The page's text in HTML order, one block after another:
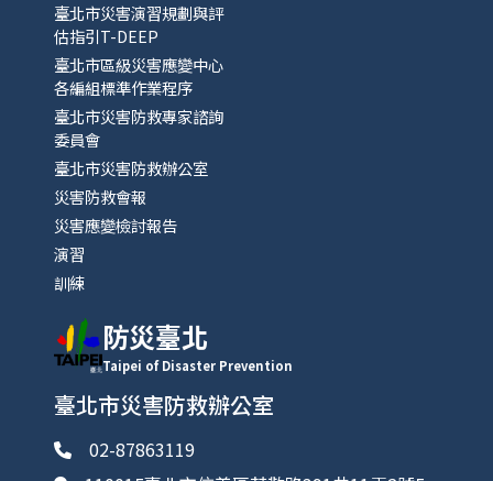
臺北市災害演習規劃與評
估指引T-DEEP
臺北市區級災害應變中心
各編組標準作業程序
臺北市災害防救專家諮詢
委員會
臺北市災害防救辦公室
災害防救會報
災害應變檢討報告
演習
訓練
防災臺北
Taipei of Disaster Prevention
臺北市災害防救辦公室
02-87863119